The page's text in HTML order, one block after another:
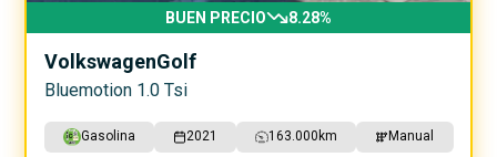
BUEN PRECIO 8.28%
VolkswagenGolf
Bluemotion 1.0 Tsi
Gasolina 2021 163.000 km Manual